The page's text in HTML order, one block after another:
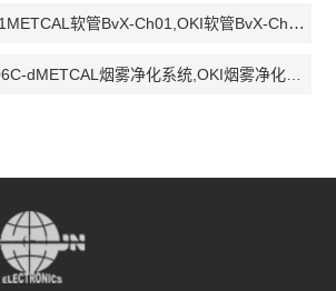
软管BvX-Ch01,OKI软管BvX-Ch01，软管BvX-Ch01
dMETCAL烟雾净化系统,OKI烟雾净化系统